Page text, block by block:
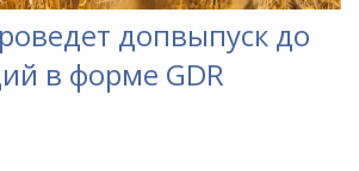
допвыпуск до
в форме GDR